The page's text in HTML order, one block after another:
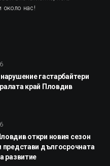
около нас!
гастарбайтери
край Пловдив
откри новия сезон
представи дългосрочната
развитие